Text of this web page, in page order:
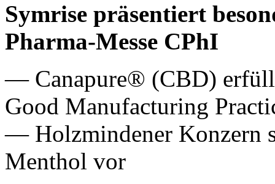
Symrise präsentiert
Pharma-Messe CPhI
— Canapure® (CBD)
Good Manufacturing
— Holzmindener Konzern
Menthol vor